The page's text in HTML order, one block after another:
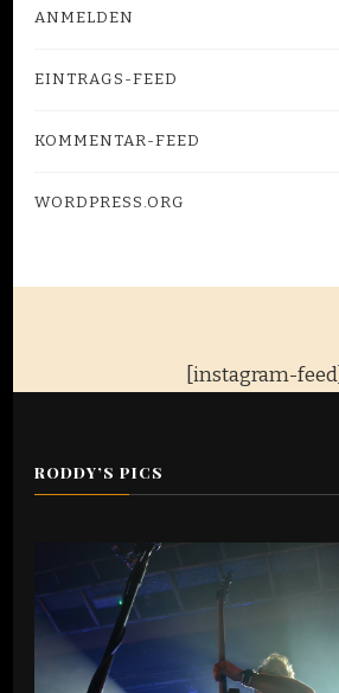
ANMELDEN
EINTRAGS-FEED
KOMMENTAR-FEED
WORDPRESS.ORG
[instagram-feed]
RODDY’S PICS